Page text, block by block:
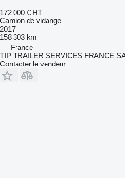
172 000 € HT
Camion de vidange
2017
158 303 km
France
TIP TRAILER SERVICES FRANCE
Contacter le vendeur